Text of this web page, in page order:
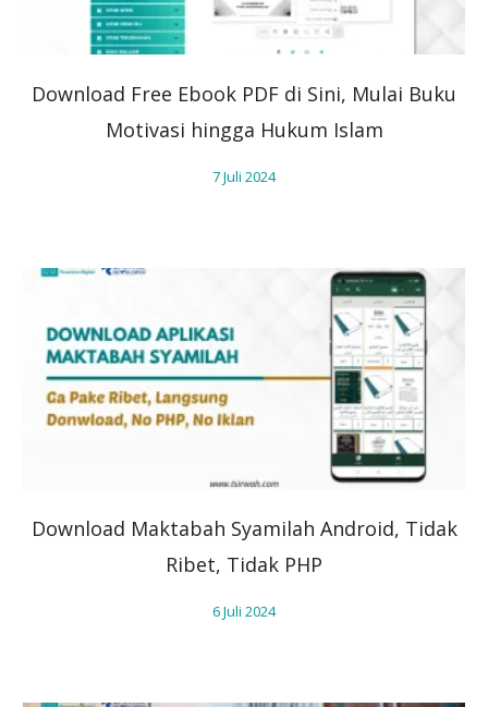
Download Free Ebook PDF di Sini, Mulai Buku
Motivasi hingga Hukum Islam
7 Juli 2024
Download Maktabah Syamilah Android, Tidak
Ribet, Tidak PHP
6 Juli 2024